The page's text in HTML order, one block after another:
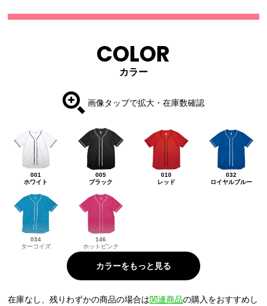
COLOR
カラー
画像タップで拡大・在庫数確認
001
ホワイト
005
ブラック
010
レッド
032
ロイヤルブルー
034
ターコイズ
146
ホットピンク
在庫なし、残りわずかの商品の場合は関連商品の購入をおすすめし